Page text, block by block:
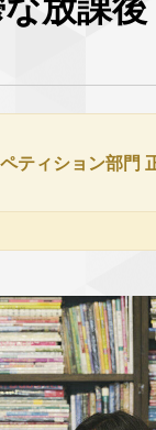
ティション部門